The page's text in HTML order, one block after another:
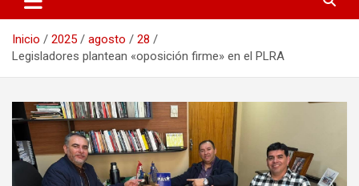
Inicio 2025 agosto
28
Legisladores plantean «oposición firme» en el PLRA